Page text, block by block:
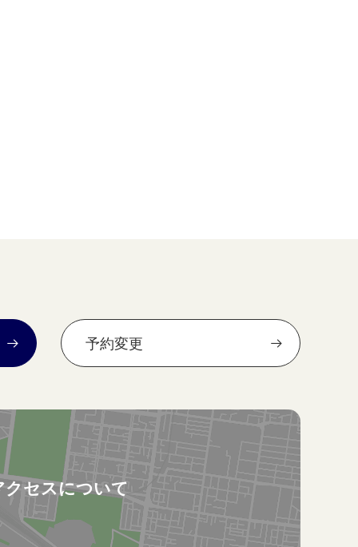
予約変更
クセスについて